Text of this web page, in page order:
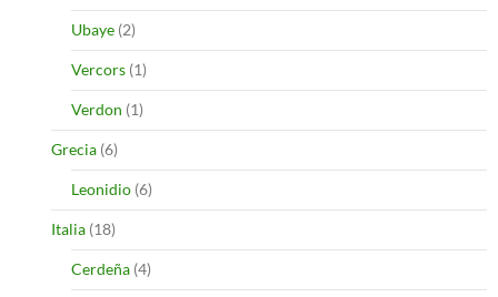
Ubaye (2)
Vercors (1)
Verdon (1)
Grecia (6)
Leonidio (6)
Italia (18)
Cerdeña (4)